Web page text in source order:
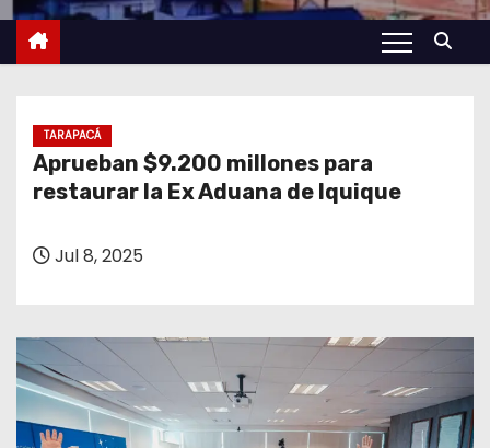
TARAPACÁ
Aprueban $9.200 millones para
restaurar la Ex Aduana de Iquique
Jul 8, 2025